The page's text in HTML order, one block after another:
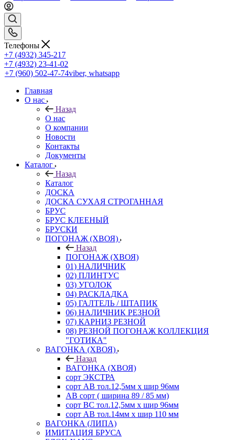
Телефоны
+7 (4932) 345-217
+7 (4932) 23-41-02
+7 (960) 502-47-74viber, whatsapp
Главная
О нас
Назад
О нас
О компании
Новости
Контакты
Документы
Каталог
Назад
Каталог
ДОСКА
ДОСКА СУХАЯ СТРОГАННАЯ
БРУС
БРУС КЛЕЕНЫЙ
БРУСКИ
ПОГОНАЖ (ХВОЯ)
Назад
ПОГОНАЖ (ХВОЯ)
01) НАЛИЧНИК
02) ПЛИНТУС
03) УГОЛОК
04) РАСКЛАДКА
05) ГАЛТЕЛЬ / ШТАПИК
06) НАЛИЧНИК РЕЗНОЙ
07) КАРНИЗ РЕЗНОЙ
08) РЕЗНОЙ ПОГОНАЖ КОЛЛЕКЦИЯ
"ГОТИКА"
ВАГОНКА (ХВОЯ)
Назад
ВАГОНКА (ХВОЯ)
сорт ЭКСТРА
сорт АВ тол.12,5мм х шир 96мм
АВ сорт ( ширина 89 / 85 мм)
сорт ВС тол.12,5мм х шир 96мм
сорт АВ тол.14мм х шир 110 мм
ВАГОНКА (ЛИПА)
ИМИТАЦИЯ БРУСА